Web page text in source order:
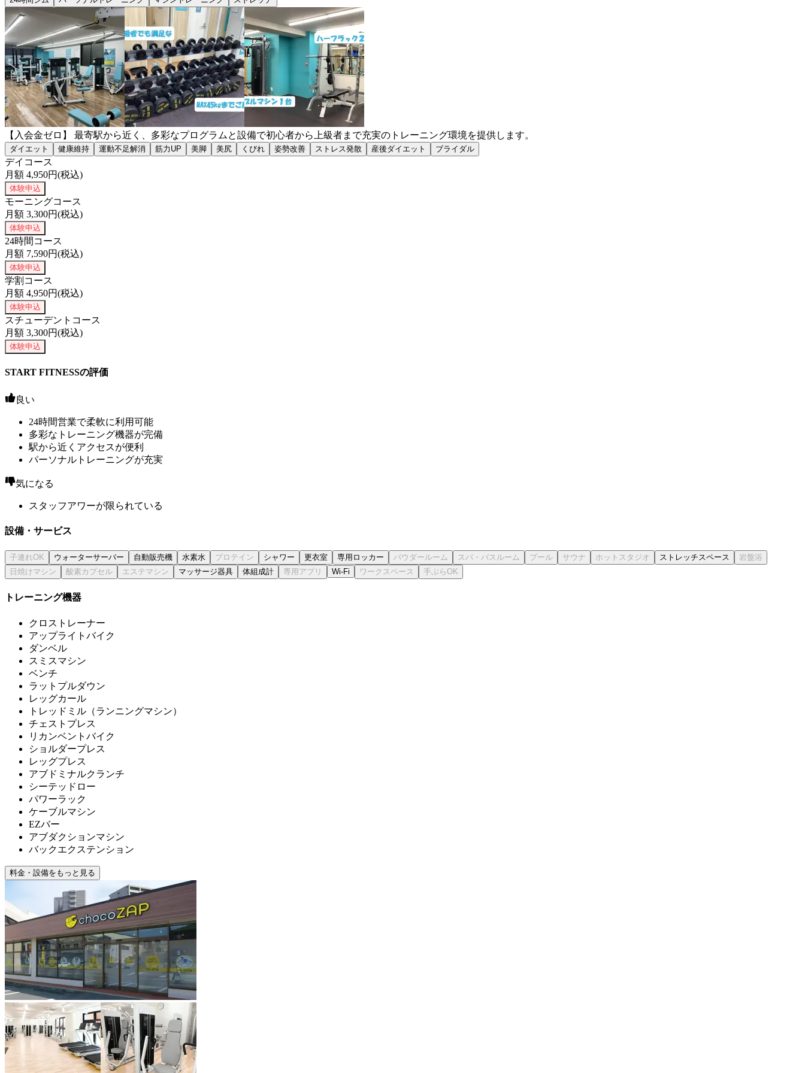
【入会金ゼロ】 最寄駅から近く、多彩なプログラムと設備で初心者から上級者まで充実のトレーニング環境を提供します。
ダイエット 健康維持 運動不足解消 筋力UP 美脚 美尻 くびれ 姿勢改善 ストレス発散 産後ダイエット ブライダル
デイコース
月額 4,950円(税込)
体験申込
モーニングコース
月額 3,300円(税込)
体験申込
24時間コース
月額 7,590円(税込)
体験申込
学割コース
月額 4,950円(税込)
体験申込
スチューデントコース
月額 3,300円(税込)
体験申込
START FITNESSの評価
良い
24時間営業で柔軟に利用可能
多彩なトレーニング機器が完備
駅から近くアクセスが便利
パーソナルトレーニングが充実
気になる
スタッフアワーが限られている
設備・サービス
ウォーターサーバー 自動販売機 水素水 シャワー 更衣室 専用ロッカー
ストレッチスペース
マッサージ器具
体組成計 Wi-Fi
トレーニング機器
クロストレーナー
アップライトバイク
ダンベル
スミスマシン
ベンチ
ラットプルダウン
レッグカール
トレッドミル（ランニングマシン）
チェストプレス
リカンベントバイク
ショルダープレス
レッグプレス
アブドミナルクランチ
シーテッドロー
パワーラック
ケーブルマシン
EZバー
アブダクションマシン
バックエクステンション
料金・設備をもっと見る